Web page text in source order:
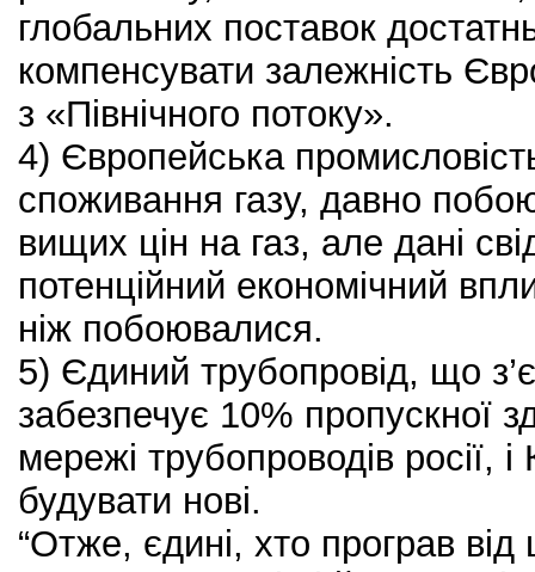
глобальних поставок
компенсувати залежність
з «Північного потоку».
4) Європейська
споживання газу, давно
вищих цін на газ, але дані
потенційний економічний
ніж побоювалися.
5) Єдиний трубопровід, що
забезпечує 10% пропускної
мережі трубопроводів росії,
будувати нові.
“Отже, єдині, хто програв від